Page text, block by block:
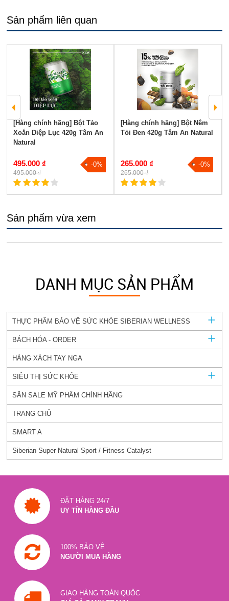
Sản phẩm liên quan
[Hàng chính hãng] Bột Tảo
Xoắn Diệp Lục 420g Tâm An
Natural
495.000 ₫
495.000 ₫
-0%
[Hàng chính hãng] Bột Nêm
Tỏi Đen 420g Tâm An Natural
265.000 ₫
265.000 ₫
-0%
Sản phẩm vừa xem
DANH MỤC SẢN PHẨM
THỰC PHẨM BẢO VỆ SỨC KHỎE SIBERIAN WELLNESS
BÁCH HÓA - ORDER
HÀNG XÁCH TAY NGA
SIÊU THỊ SỨC KHỎE
SĂN SALE MỸ PHẨM CHÍNH HÃNG
TRANG CHỦ
SMART A
Siberian Super Natural Sport / Fitness Catalyst
ĐẶT HÀNG 24/7
UY TÍN HÀNG ĐẦU
100% BẢO VỆ
NGƯỜI MUA HÀNG
GIAO HÀNG TOÀN QUỐC